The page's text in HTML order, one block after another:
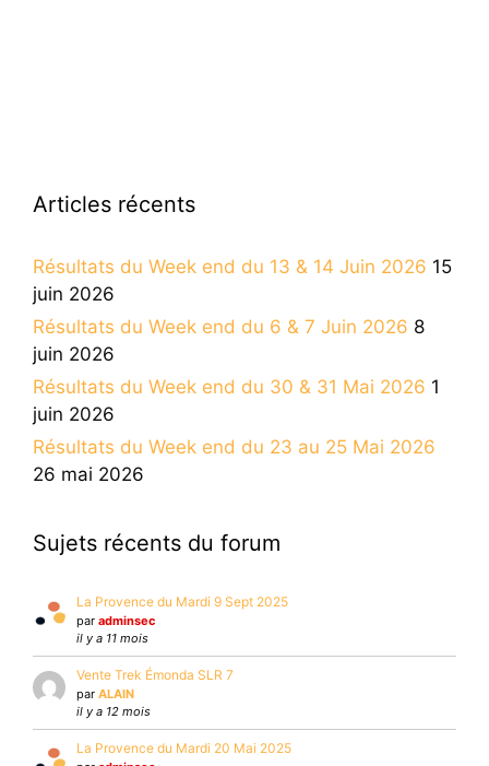
Articles récents
Résultats du Week end du 13 & 14 Juin 2026 15
juin 2026
Résultats du Week end du 6 & 7 Juin 2026 8
juin 2026
Résultats du Week end du 30 & 31 Mai 2026 1
juin 2026
Résultats du Week end du 23 au 25 Mai 2026
26 mai 2026
Sujets récents du forum
La Provence du Mardi 9 Sept 2025
par adminsec
il y a 11 mois
Vente Trek Émonda SLR 7
par ALAIN
il y a 12 mois
La Provence du Mardi 20 Mai 2025